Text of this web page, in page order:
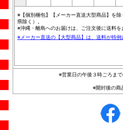
※【個別梱包】【メーカー直送大型商品】を
県除く）。
※沖縄・離島へのお届けは、ご注文後に送料を
※メーカー直送の【大型商品】は、送料が特
※営業日の午後３時ごろま
※開封後の商